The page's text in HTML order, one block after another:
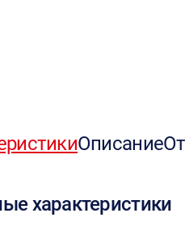
Описание
характеристики